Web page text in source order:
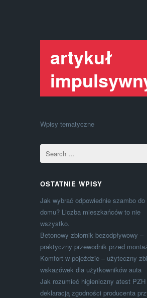
artykuł
Wpisy tematyczne
OSTATNIE WPISY
Jak wybrać odpowiednie szambo do
domu? Liczba mieszkańców to nie
wszystko.
Betonowy zbiornik bezodpływowy –
praktyczny przewodnik przed
Komfort w pojeździe – użyteczny
wskazówek dla użytkowników auta
Jak rozumieć higieniczny atest PZH
deklaracją zgodności producenta